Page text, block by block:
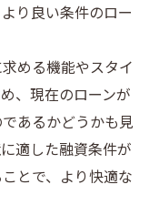
り良い条件のロー
める機能やスタイ
、現在のローンが
あるかどうかも見
適した融資条件が
とで、より快適な